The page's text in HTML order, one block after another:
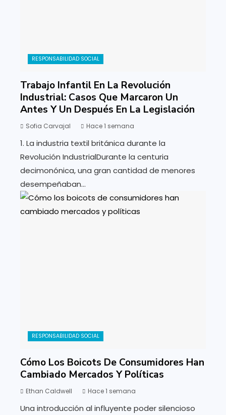
RESPONSABILIDAD SOCIAL
Trabajo Infantil En La Revolución
Industrial: Casos Que Marcaron Un
Antes Y Un Después En La Legislación
Sofia Carvajal Hace 1 semana
1. La industria textil británica durante la
Revolución IndustrialDurante la centuria
decimonónica, una gran cantidad de menores
desempeñaban...
RESPONSABILIDAD SOCIAL
Cómo Los Boicots De Consumidores Han
Cambiado Mercados Y Políticas
Ethan Caldwell Hace 1 semana
Una introducción al influyente poder silencioso